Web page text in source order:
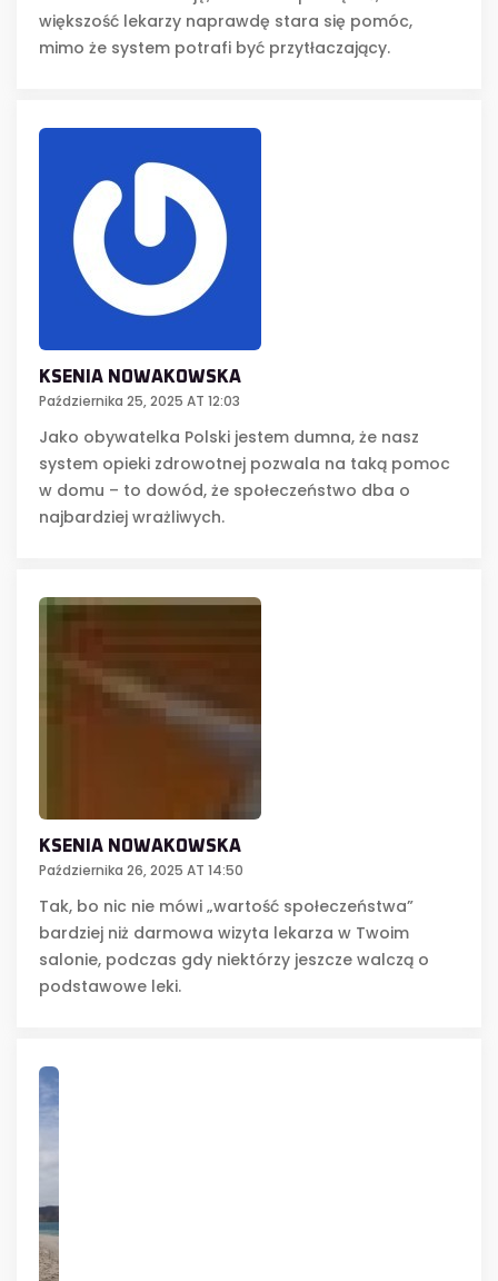
większość lekarzy naprawdę stara się pomóc,
mimo że system potrafi być przytłaczający.
KSENIA NOWAKOWSKA
Października 25, 2025 AT 12:03
Jako obywatelka Polski jestem dumna, że nasz
system opieki zdrowotnej pozwala na taką pomoc
w domu – to dowód, że społeczeństwo dba o
najbardziej wrażliwych.
KSENIA NOWAKOWSKA
Października 26, 2025 AT 14:50
Tak, bo nic nie mówi „wartość społeczeństwa”
bardziej niż darmowa wizyta lekarza w Twoim
salonie, podczas gdy niektórzy jeszcze walczą o
podstawowe leki.